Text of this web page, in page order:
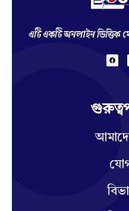
এটি একটি অনলাইন ভিত্তিক